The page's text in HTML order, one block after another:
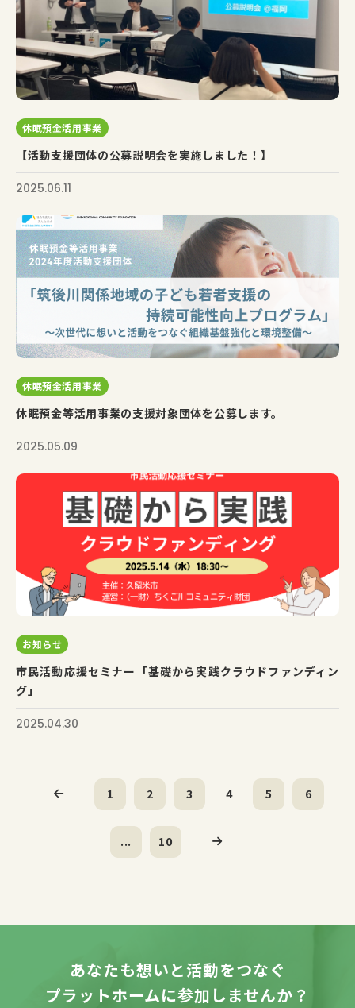
休眠預金活用事業
【活動支援団体の公募説明会を実施しました！】
2025.06.11
休眠預金活用事業
休眠預金等活用事業の支援対象団体を公募します。
2025.05.09
お知らせ
市民活動応援セミナー「基礎から実践クラウドファンディン
グ」
2025.04.30
1 2 3 4 5 6
... 10
あなたも想いと活動をつなぐ
プラットホームに参加しませんか？